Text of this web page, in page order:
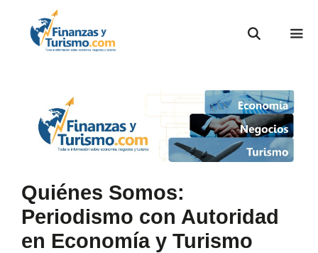
Quiénes Somos:
Periodismo con Autoridad
en Economía y Turismo